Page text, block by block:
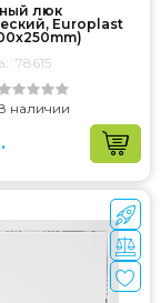
люк
Europlast
78615
наличии